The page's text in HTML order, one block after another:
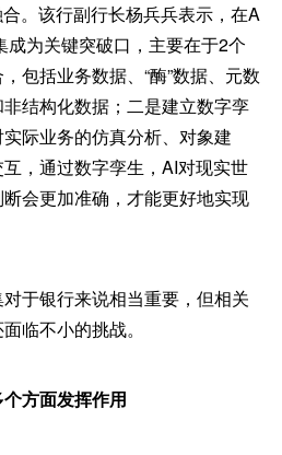
。该行副行长杨兵兵表示，在A
成为关键突破口，主要在于2个
包括业务数据、“酶”数据、元数
结构化数据；二是建立数字孪
际业务的仿真分析、对象建
，通过数字孪生，AI对现实世
会更加准确，才能更好地实现
于银行来说相当重要，但相关
临不小的挑战。
方面发挥作用